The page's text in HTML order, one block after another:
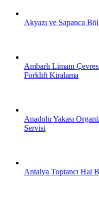
Akyazı ve Sapanca
Ambarlı Limanı
Forklift Kiralama
Anadolu Yakası
Servisi
Antalya Toptancı Hal